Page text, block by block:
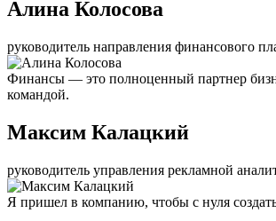
Алина Колосова
руководитель направления финансового
Финансы — это полноценный партнер
командой.
Максим Калацкий
руководитель управления рекламной
Я пришел в компанию, чтобы с нуля